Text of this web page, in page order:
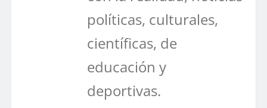
políticas, culturales,
científicas, de
educación y
deportivas.